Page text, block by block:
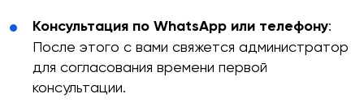
Консультация по WhatsApp или телефону:
После этого с вами свяжется администратор
для согласования времени первой
консультации.